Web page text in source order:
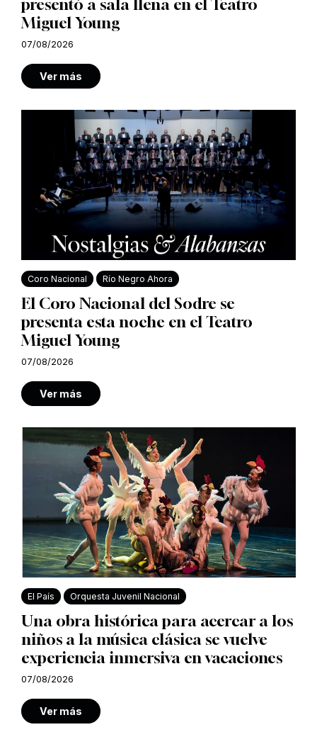
presentó a sala llena en el Teatro
Miguel Young
07/08/2026
Ver más
Coro Nacional Río Negro Ahora
El Coro Nacional del Sodre se
presenta esta noche en el Teatro
Miguel Young
07/08/2026
Ver más
El País Orquesta Juvenil Nacional
Una obra histórica para acercar a los
niños a la música clásica se vuelve
experiencia inmersiva en vacaciones
07/08/2026
Ver más